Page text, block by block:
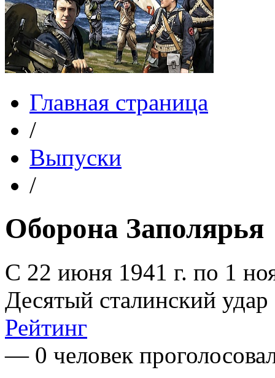
Главная страница
/
Выпуски
/
Оборона Заполярья
С 22 июня 1941 г. по 1
Десятый сталинский удар
Рейтинг
— 0 человек